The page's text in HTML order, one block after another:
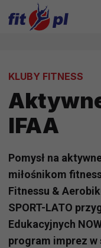
KLUBY FITNESS
IFAA
Pomysł na
miłośnikom
Fitnessu &
SPORT-LATO
Edukacyjnych
program imprez